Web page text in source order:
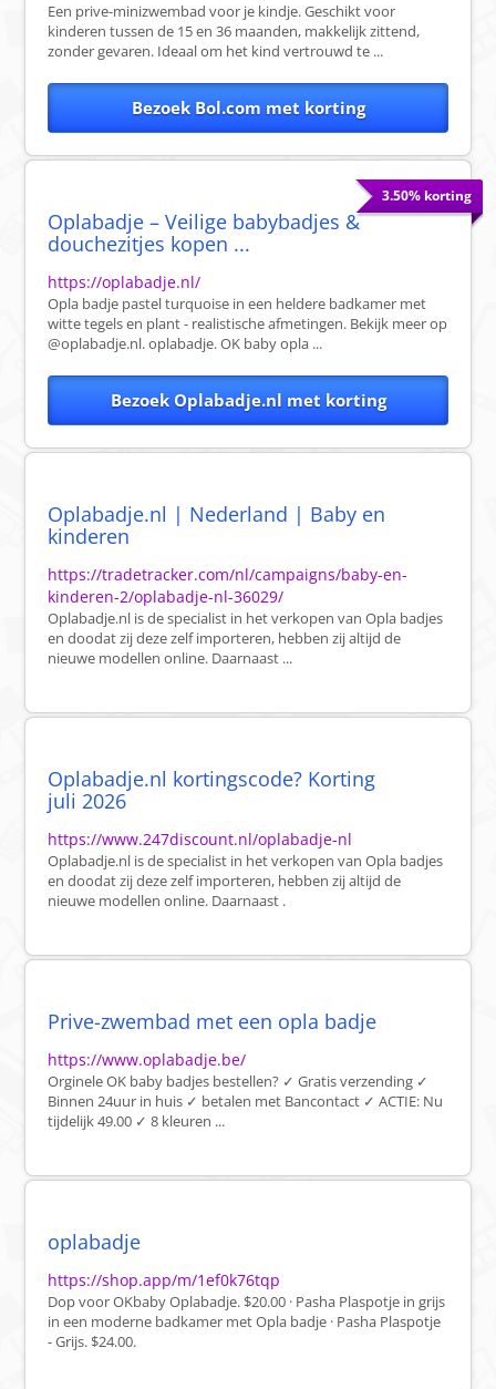
Een prive-minizwembad voor je kindje. Geschikt voor
kinderen tussen de 15 en 36 maanden, makkelijk zittend,
zonder gevaren. Ideaal om het kind vertrouwd te ...
Bezoek Bol.com met korting
3.50% korting
Oplabadje – Veilige babybadjes &
douchezitjes kopen ...
https://oplabadje.nl/
Opla badje pastel turquoise in een heldere badkamer met
witte tegels en plant - realistische afmetingen. Bekijk meer op
@oplabadje.nl. oplabadje. OK baby opla ...
Bezoek Oplabadje.nl met korting
Oplabadje.nl | Nederland | Baby en
kinderen
https://tradetracker.com/nl/campaigns/baby-en-
kinderen-2/oplabadje-nl-36029/
Oplabadje.nl is de specialist in het verkopen van Opla badjes
en doodat zij deze zelf importeren, hebben zij altijd de
nieuwe modellen online. Daarnaast ...
Oplabadje.nl kortingscode? Korting
juli 2026
https://www.247discount.nl/oplabadje-nl
Oplabadje.nl is de specialist in het verkopen van Opla badjes
en doodat zij deze zelf importeren, hebben zij altijd de
nieuwe modellen online. Daarnaast .
Prive-zwembad met een opla badje
https://www.oplabadje.be/
Orginele OK baby badjes bestellen? ✓ Gratis verzending ✓
Binnen 24uur in huis ✓ betalen met Bancontact ✓ ACTIE: Nu
tijdelijk 49.00 ✓ 8 kleuren ...
oplabadje
https://shop.app/m/1ef0k76tqp
Dop voor OKbaby Oplabadje. $20.00 · Pasha Plaspotje in grijs
in een moderne badkamer met Opla badje · Pasha Plaspotje
- Grijs. $24.00.